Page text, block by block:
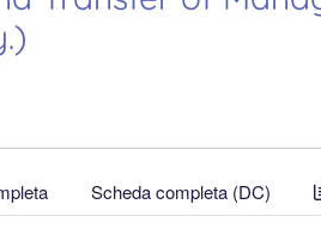
Scheda completa (DC)